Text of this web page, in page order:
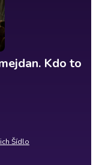
Kdo to
Šídlo